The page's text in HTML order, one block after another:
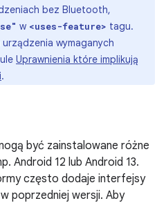
bez Bluetooth,
w <uses-feature> tagu.
wymaganych
Uprawnienia które implikują
.
być zainstalowane różne
Android 12 lub Android 13.
często dodaje interfejsy
poprzedniej wersji. Aby